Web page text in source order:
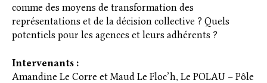
comme des moyens de transformation des
représentations et de la décision collective ? Quels
potentiels pour les agences et leurs adhérents ?
Intervenants :
Amandine Le Corre et Maud Le Floc’h, Le POLAU – Pôle